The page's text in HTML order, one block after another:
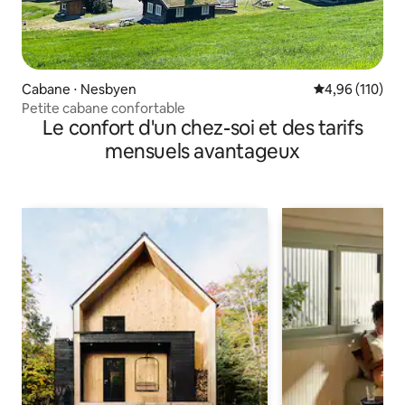
Cabane ⋅ Nesbyen Évaluation
4,96 (110)
Petite cabane confortable
Le confort d'un chez-soi et des tarifs
mensuels avantageux